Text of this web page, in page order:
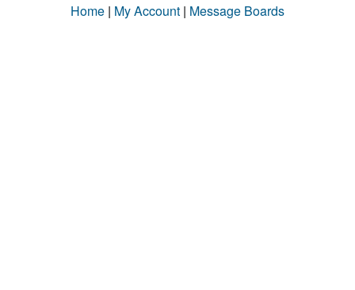
Home | My Account | Message Boards